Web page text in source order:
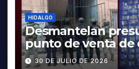
HIDALGO
Desmantelan
punto de venta de
Pachuca; hay dos
30 DE JULIO DE 2026